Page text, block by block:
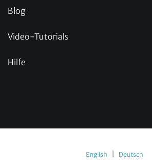
Blog
Video-Tutorials
Hilfe
English Deutsch